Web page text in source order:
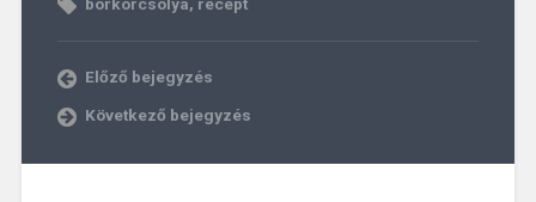
Előző bejegyzés
Következő bejegyzés